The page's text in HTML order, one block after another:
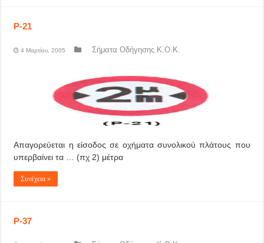
P-21
4 Μαρτίου, 2005 Σήματα Οδήγησης Κ.Ο.Κ.
Απαγορεύεται η είσοδος σε οχήματα συνολικού πλάτους που
υπερβαίνει τα … (πχ 2) μέτρα
Συνέχεια »
P-37